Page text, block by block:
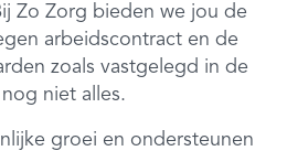
Zo Zorg bieden we jou de
arbeidscontract en de
zoals vastgelegd in de
niet alles.
groei en ondersteunen